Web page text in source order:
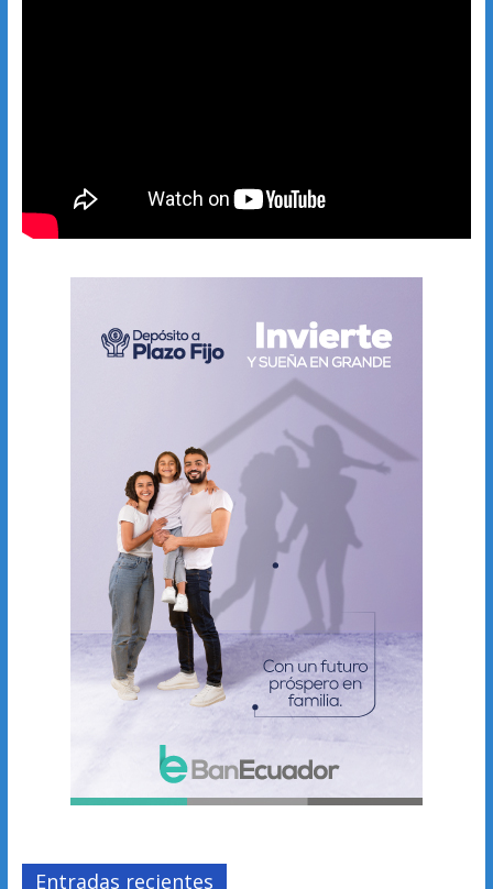
Entradas recientes